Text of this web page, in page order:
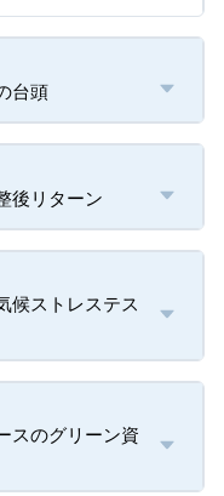
台頭
後リターン
候ストレステス
スのグリーン資